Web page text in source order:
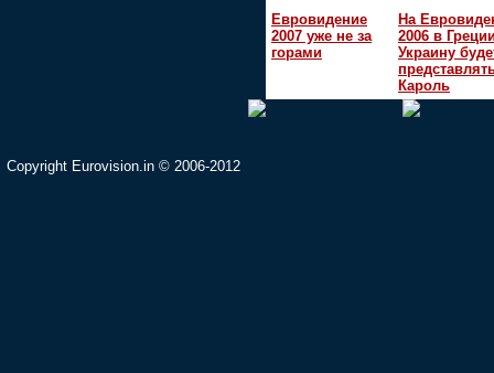
Евровидение
2007 уже не за
горами
На
2006 в
Украину
Кароль
Copyright Eurovision.in © 2006-2012